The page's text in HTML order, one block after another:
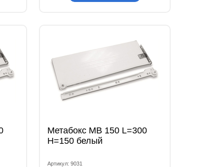
Метабокс МВ 150 L=300
Н=150 белый
Артикул: 9031